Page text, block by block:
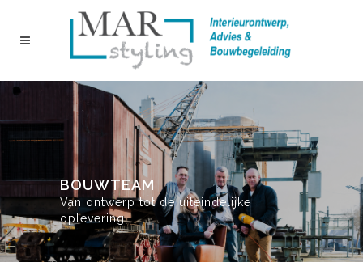
BOUWTEAM
Van ontwerp tot de uiteindelijke
oplevering